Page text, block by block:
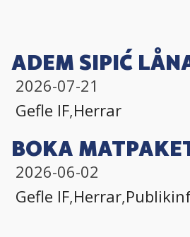
ADEM SIPIĆ
2026-07-21
Gefle IF,Herrar
BOKA
2026-06-02
Gefle IF,Herrar,